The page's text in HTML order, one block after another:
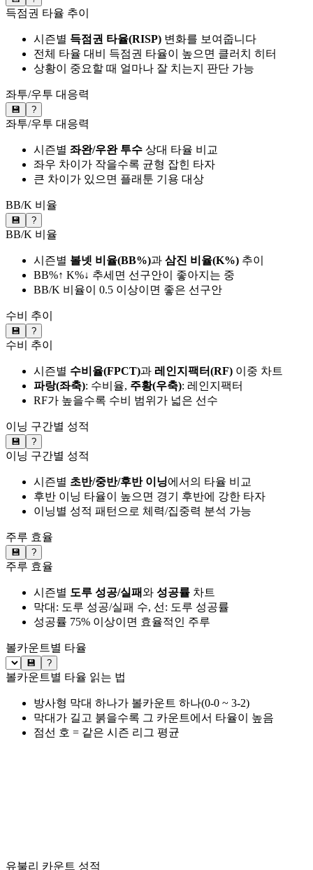
득점권 타율 추이
시즌별 득점권 타율(RISP) 변화를 보여줍니다
전체 타율 대비 득점권 타율이 높으면 클러치 히터
상황이 중요할 때 얼마나 잘 치는지 판단 가능
좌투/우투 대응력
💾 ?
좌투/우투 대응력
시즌별 좌완/우완 투수 상대 타율 비교
좌우 차이가 작을수록 균형 잡힌 타자
큰 차이가 있으면 플래툰 기용 대상
BB/K 비율
💾 ?
BB/K 비율
시즌별 볼넷 비율(BB%)과 삼진 비율(K%) 추이
BB%↑ K%↓ 추세면 선구안이 좋아지는 중
BB/K 비율이 0.5 이상이면 좋은 선구안
수비 추이
💾 ?
수비 추이
시즌별 수비율(FPCT)과 레인지팩터(RF) 이중 차트
파랑(좌축): 수비율, 주황(우축): 레인지팩터
RF가 높을수록 수비 범위가 넓은 선수
이닝 구간별 성적
💾 ?
이닝 구간별 성적
시즌별 초반/중반/후반 이닝에서의 타율 비교
후반 이닝 타율이 높으면 경기 후반에 강한 타자
이닝별 성적 패턴으로 체력/집중력 분석 가능
주루 효율
💾 ?
주루 효율
시즌별 도루 성공/실패와 성공률 차트
막대: 도루 성공/실패 수, 선: 도루 성공률
성공률 75% 이상이면 효율적인 주루
볼카운트별 타율
💾 ?
볼카운트별 타율 읽는 법
방사형 막대 하나가 볼카운트 하나(0-0 ~ 3-2)
막대가 길고 붉을수록 그 카운트에서 타율이 높음
점선 호 = 같은 시즌 리그 평균
유불리 카운트 성적